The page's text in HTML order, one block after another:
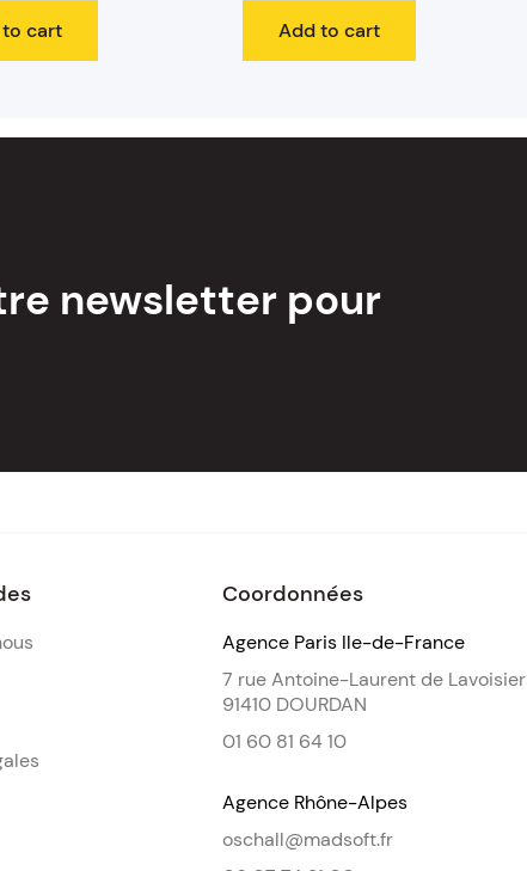
cart Add to cart
newsletter pour
Coordonnées
Agence Paris Ile-de-France
7 rue Antoine-Laurent de Lavoisier
91410 DOURDAN
01 60 81 64 10
Agence Rhône-Alpes
oschall@madsoft.fr